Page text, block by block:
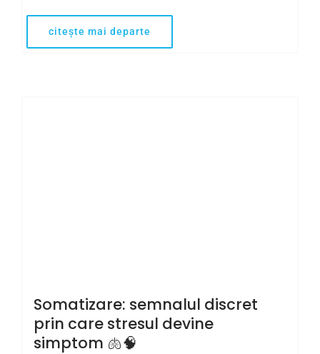
citește mai departe
Somatizare: semnalul discret
prin care stresul devine
simptom 🫁🧠